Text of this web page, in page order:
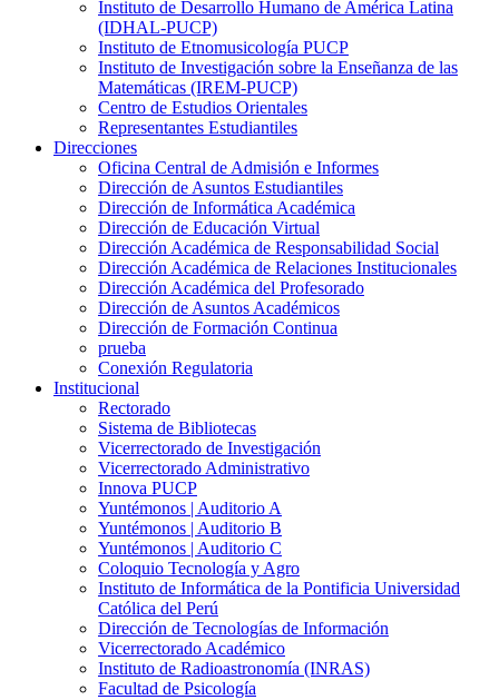
Instituto de Desarrollo Humano de América Latina
(IDHAL-PUCP)
Instituto de Etnomusicología PUCP
Instituto de Investigación sobre la Enseñanza de las
Matemáticas (IREM-PUCP)
Centro de Estudios Orientales
Representantes Estudiantiles
Direcciones
Oficina Central de Admisión e Informes
Dirección de Asuntos Estudiantiles
Dirección de Informática Académica
Dirección de Educación Virtual
Dirección Académica de Responsabilidad Social
Dirección Académica de Relaciones Institucionales
Dirección Académica del Profesorado
Dirección de Asuntos Académicos
Dirección de Formación Continua
prueba
Conexión Regulatoria
Institucional
Rectorado
Sistema de Bibliotecas
Vicerrectorado de Investigación
Vicerrectorado Administrativo
Innova PUCP
Yuntémonos | Auditorio A
Yuntémonos | Auditorio B
Yuntémonos | Auditorio C
Coloquio Tecnología y Agro
Instituto de Informática de la Pontificia Universidad
Católica del Perú
Dirección de Tecnologías de Información
Vicerrectorado Académico
Instituto de Radioastronomía (INRAS)
Facultad de Psicología